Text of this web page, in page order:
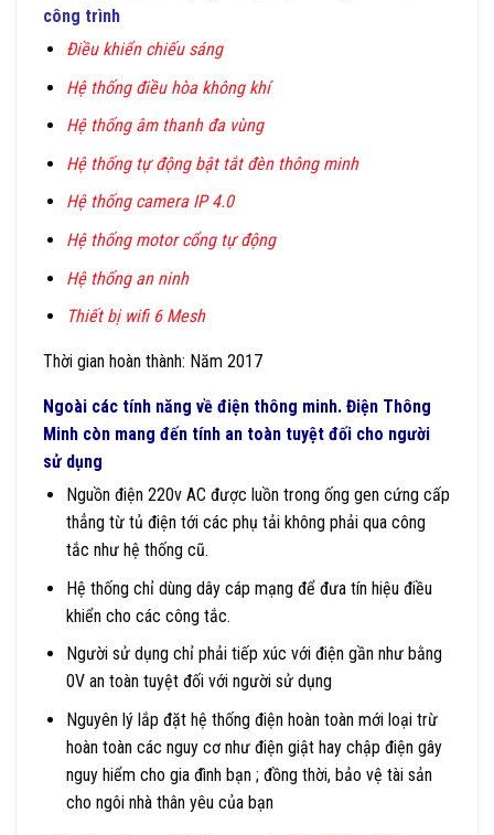
công trình
Điều khiển chiếu sáng
Hệ thống điều hòa không khí
Hệ thống âm thanh đa vùng
Hệ thống tự động bật tắt đèn thông minh
Hệ thống camera IP 4.0
Hệ thống motor cổng tự động
Hệ thống an ninh
Thiết bị wifi 6 Mesh
Thời gian hoàn thành: Năm 2017
Ngoài các tính năng về điện thông minh. Điện Thông
Minh còn mang đến tính an toàn tuyệt đối cho người
sử dụng
Nguồn điện 220v AC được luồn trong ống gen cứng cấp
thẳng từ tủ điện tới các phụ tải không phải qua công
tắc như hệ thống cũ.
Hệ thống chỉ dùng dây cáp mạng để đưa tín hiệu điều
khiển cho các công tắc.
Người sử dụng chỉ phải tiếp xúc với điện gần như bằng
0V an toàn tuyệt đối với người sử dụng
Nguyên lý lắp đặt hệ thống điện hoàn toàn mới loại trừ
hoàn toàn các nguy cơ như điện giật hay chập điện gây
nguy hiểm cho gia đình bạn ; đồng thời, bảo vệ tài sản
cho ngôi nhà thân yêu của bạn